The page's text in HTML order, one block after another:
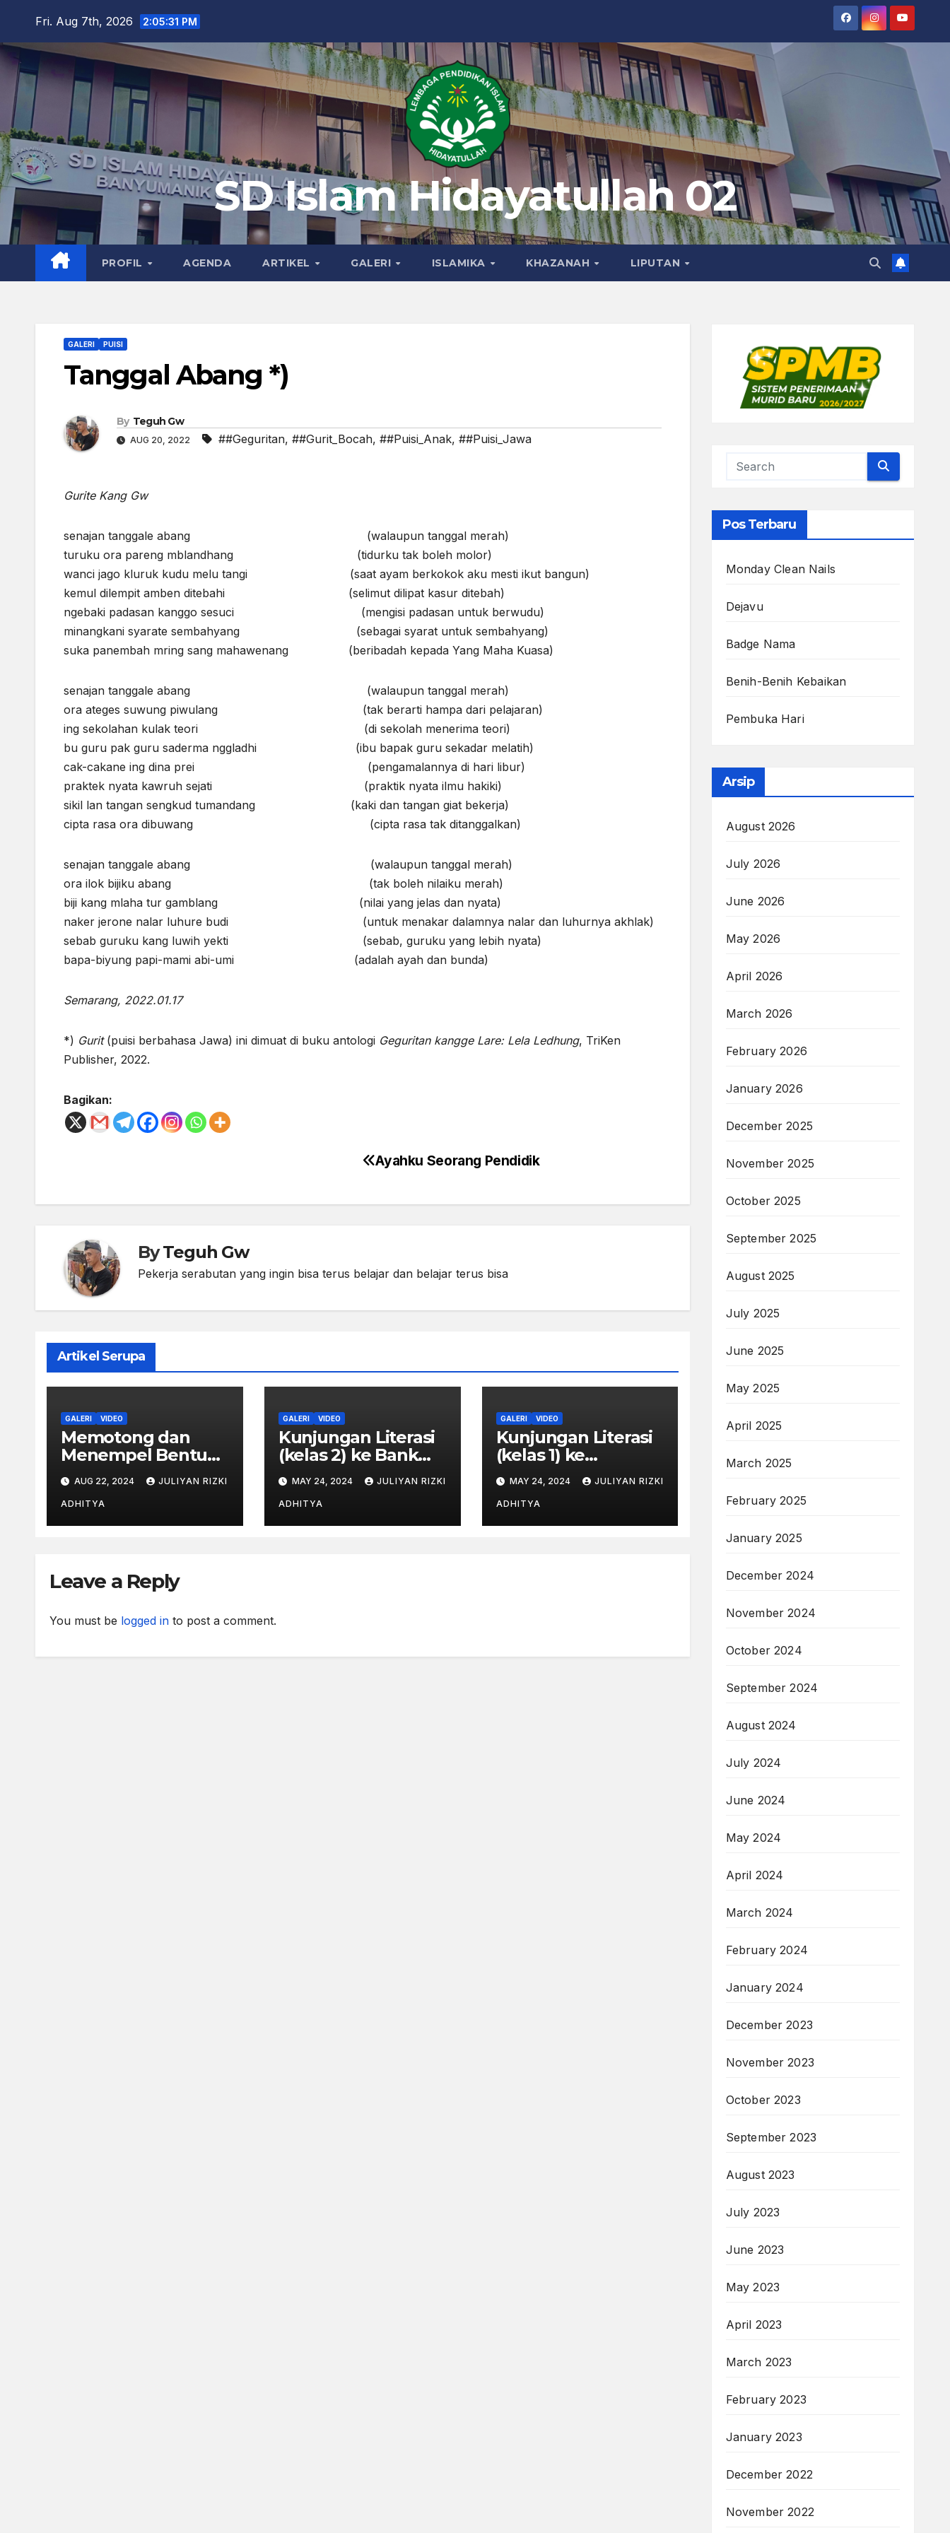
content
Fri. Aug 7th, 2026 2:05:32 PM
SD Islam Hidayatullah 02
PROFIL AGENDA ARTIKEL GALERI ISLAMIKA KHAZANAH LIPUTAN
GALERI PUISI
Tanggal Abang *)
By Teguh Gw
AUG 20, 2022 ##Geguritan, ##Gurit_Bocah, ##Puisi_Anak, ##Puisi_Jawa
Gurite Kang Gw
senajan tanggale abang (walaupun tanggal merah)
turuku ora pareng mblandhang (tidurku tak boleh molor)
wanci jago kluruk kudu melu tangi (saat ayam berkokok aku mesti ikut bangun)
kemul dilempit amben ditebahi (selimut dilipat kasur ditebah)
ngebaki padasan kanggo sesuci (mengisi padasan untuk berwudu)
minangkani syarate sembahyang (sebagai syarat untuk sembahyang)
suka panembah mring sang mahawenang (beribadah kepada Yang Maha Kuasa)
senajan tanggale abang (walaupun tanggal merah)
ora ateges suwung piwulang (tak berarti hampa dari pelajaran)
ing sekolahan kulak teori (di sekolah menerima teori)
bu guru pak guru saderma nggladhi (ibu bapak guru sekadar melatih)
cak-cakane ing dina prei (pengamalannya di hari libur)
praktek nyata kawruh sejati (praktik nyata ilmu hakiki)
sikil lan tangan sengkud tumandang (kaki dan tangan giat bekerja)
cipta rasa ora dibuwang (cipta rasa tak ditanggalkan)
senajan tanggale abang (walaupun tanggal merah)
ora ilok bijiku abang (tak boleh nilaiku merah)
biji kang mlaha tur gamblang (nilai yang jelas dan nyata)
naker jerone nalar luhure budi (untuk menakar dalamnya nalar dan luhurnya akhlak)
sebab guruku kang luwih yekti (sebab, guruku yang lebih nyata)
bapa-biyung papi-mami abi-umi (adalah ayah dan bunda)
Semarang, 2022.01.17
*) Gurit(puisi berbahasa Jawa) ini dimuat di buku antologi Geguritan kangge Lare: Lela Ledhung, TriKen
Publisher, 2022.
Bagikan:
Ayahku Seorang Pendidik
ByTeguh Gw
Pekerja serabutan yang ingin bisa terus belajar dan belajar terus bisa
Artikel Serupa
GALERI VIDEO
Memotong dan
Menempel Bentuk
Lebah
AUG 22, 2024 JULIYAN RIZKI
ADHITYA
GALERI VIDEO
Kunjungan Literasi
(kelas 2) ke Bank
Indonesia
MAY 24, 2024 JULIYAN RIZKI
ADHITYA
GALERI VIDEO
Kunjungan Literasi
(kelas 1) ke
Perpustakaan
Provinsi Jawa
Tengah
MAY 24, 2024 JULIYAN RIZKI
ADHITYA
Leave a Reply
You must be logged in to post a comment.
Pos Terbaru
Monday Clean Nails
Dejavu
Badge Nama
Benih-Benih Kebaikan
Pembuka Hari
Arsip
August 2026
July 2026
June 2026
May 2026
April 2026
March 2026
February 2026
January 2026
December 2025
November 2025
October 2025
September 2025
August 2025
July 2025
June 2025
May 2025
April 2025
March 2025
February 2025
January 2025
December 2024
November 2024
October 2024
September 2024
August 2024
July 2024
June 2024
May 2024
April 2024
March 2024
February 2024
January 2024
December 2023
November 2023
October 2023
September 2023
August 2023
July 2023
June 2023
May 2023
April 2023
March 2023
February 2023
January 2023
December 2022
November 2022